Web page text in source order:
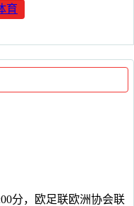
育
分，欧足联欧洲协会联